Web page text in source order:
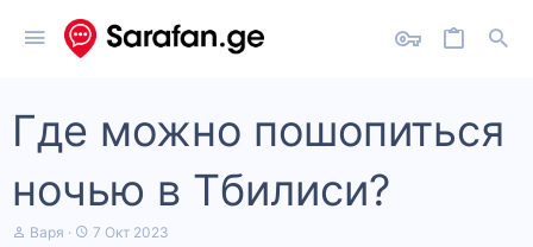
Где можно пошопиться
ночью в Тбилиси?
А
Варя
Д
7 Окт 2023